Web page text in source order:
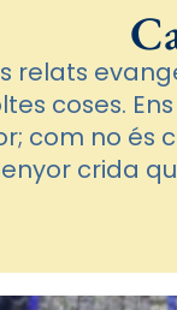
relats
coses.
com no és
crida